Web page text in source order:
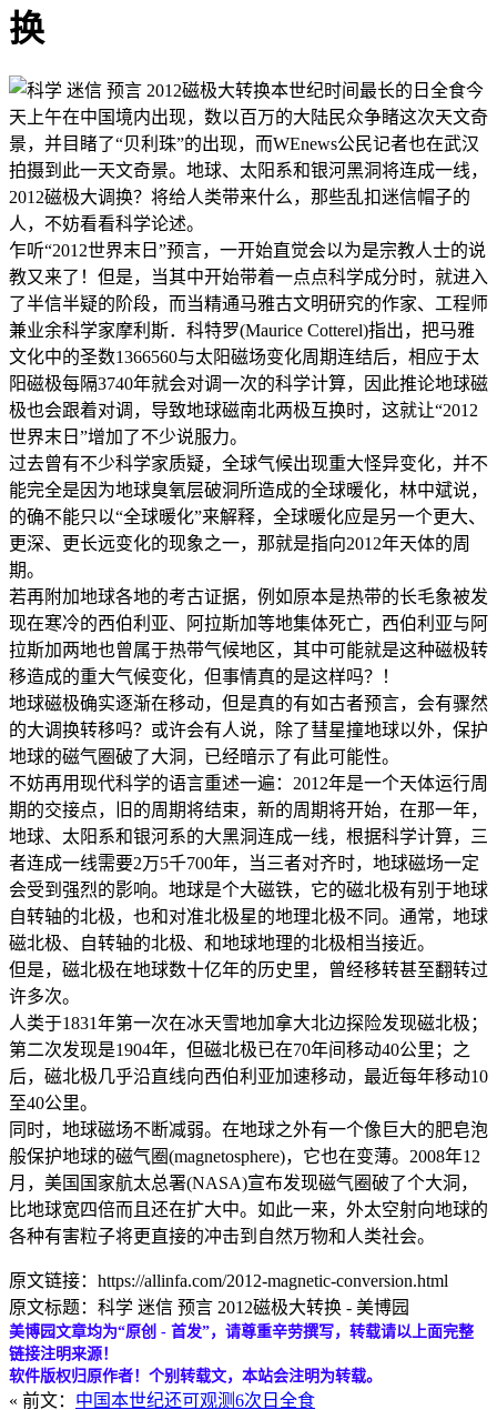
换
本世纪时间最长的日全食今
天上午在中国境内出现，数以百万的大陆民众争睹这次天文奇
景，并目睹了“贝利珠”的出现，而WEnews公民记者也在武汉
拍摄到此一天文奇景。地球、太阳系和银河黑洞将连成一线，
2012磁极大调换？将给人类带来什么，那些乱扣迷信帽子的
人，不妨看看科学论述。
乍听“2012世界末日”预言，一开始直觉会以为是宗教人士的说
教又来了！但是，当其中开始带着一点点科学成分时，就进入
了半信半疑的阶段，而当精通马雅古文明研究的作家、工程师
兼业余科学家摩利斯．科特罗(Maurice Cotterel)指出，把马雅
文化中的圣数1366560与太阳磁场变化周期连结后，相应于太
阳磁极每隔3740年就会对调一次的科学计算，因此推论地球磁
极也会跟着对调，导致地球磁南北两极互换时，这就让“2012
世界末日”增加了不少说服力。
过去曾有不少科学家质疑，全球气候出现重大怪异变化，并不
能完全是因为地球臭氧层破洞所造成的全球暖化，林中斌说，
的确不能只以“全球暖化”来解释，全球暖化应是另一个更大、
更深、更长远变化的现象之一，那就是指向2012年天体的周
期。
若再附加地球各地的考古证据，例如原本是热带的长毛象被发
现在寒冷的西伯利亚、阿拉斯加等地集体死亡，西伯利亚与阿
拉斯加两地也曾属于热带气候地区，其中可能就是这种磁极转
移造成的重大气候变化，但事情真的是这样吗？！
地球磁极确实逐渐在移动，但是真的有如古者预言，会有骤然
的大调换转移吗？或许会有人说，除了彗星撞地球以外，保护
地球的磁气圈破了大洞，已经暗示了有此可能性。
不妨再用现代科学的语言重述一遍：2012年是一个天体运行周
期的交接点，旧的周期将结束，新的周期将开始，在那一年，
地球、太阳系和银河系的大黑洞连成一线，根据科学计算，三
者连成一线需要2万5千700年，当三者对齐时，地球磁场一定
会受到强烈的影响。地球是个大磁铁，它的磁北极有别于地球
自转轴的北极，也和对准北极星的地理北极不同。通常，地球
磁北极、自转轴的北极、和地球地理的北极相当接近。
但是，磁北极在地球数十亿年的历史里，曾经移转甚至翻转过
许多次。
人类于1831年第一次在冰天雪地加拿大北边探险发现磁北极；
第二次发现是1904年，但磁北极已在70年间移动40公里；之
后，磁北极几乎沿直线向西伯利亚加速移动，最近每年移动10
至40公里。
同时，地球磁场不断减弱。在地球之外有一个像巨大的肥皂泡
般保护地球的磁气圈(magnetosphere)，它也在变薄。2008年12
月，美国国家航太总署(NASA)宣布发现磁气圈破了个大洞，
比地球宽四倍而且还在扩大中。如此一来，外太空射向地球的
各种有害粒子将更直接的冲击到自然万物和人类社会。
原文链接：https://allinfa.com/2012-magnetic-conversion.html
原文标题：科学 迷信 预言 2012磁极大转换 - 美博园
美博园文章均为“原创 - 首发”，请尊重辛劳撰写，转载请以上面完整
链接注明来源！
软件版权归原作者！个别转载文，本站会注明为转载。
« 前文： 中国本世纪还可观测6次日全食